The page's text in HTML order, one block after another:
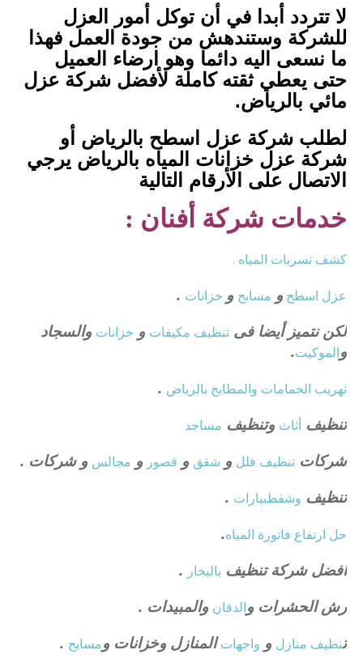
لا تتردد أبدا في أن توكل أمور العزل
للشركة وستندهش من جودة العمل فهذا
ما نسعى اليه دائما وهو ارضاء العميل
حتى يعطي ثقته كاملة لأفضل شركة عزل
مائي بالرياض.
لطلب شركة عزل اسطح بالرياض أو
شركة عزل خزانات المياه بالرياض يرجي
الاتصال على الأرقام التالية
خدمات شركة أفنان :
كشف تسربات المياه .
عزل اسطح و مسابح و خزانات .
لكن نتميز أيضا فى تنظيف مكيفات و خزانات والسجاد
والموكيت.
تهريب الحمامات والمطابخ بالرياض .
تنظيف أثاث وتنظيف مساجد
شركات تنظيف فلل و شقق و قصور و مجالس و شركات .
تنظيف وشفطبيارات .
حل ارتفاع فاتورة المياه.
افضل شركة تنظيف بالبخار .
رش الحشرات والدفان والمبيدات .
تنظيف منازل و واجهاتالمنازل وخزانات ومسابح .